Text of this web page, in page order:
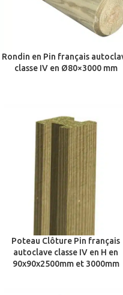
Rondin en Pin français
classe IV en Ø80×3000 mm
Poteau Clôture Pin français
autoclave classe IV en H en
90x90x2500mm et 3000mm